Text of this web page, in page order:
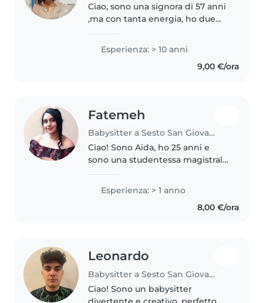
Ciao, sono una signora di 57 anni
,ma con tanta energia, ho due
cuoca in seguito, mi sono
dedicata a ciò che amo di..
Esperienza: > 10 anni
9,00 €/ora
Fatemeh
Babysitter a Sesto San Giovanni
Ciao! Sono Aida, ho 25 anni e
sono una studentessa magistrale
FS. Amo molto lavorare con i
bambini e, oltre ai miei studi, mi
piacerebbe dare una mano..
Esperienza: > 1 anno
8,00 €/ora
Leonardo
Babysitter a Sesto San Giovanni
Ciao! Sono un babysitter